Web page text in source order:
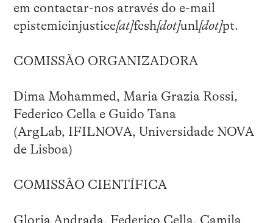
em contactar-nos através do e-mail
epistemicinjustice[at]fcsh[dot]unl[dot]pt.
COMISSÃO ORGANIZADORA
Dima Mohammed, Maria Grazia Rossi,
Federico Cella e Guido Tana
(ArgLab, IFILNOVA, Universidade NOVA
de Lisboa)
COMISSÃO CIENTÍFICA